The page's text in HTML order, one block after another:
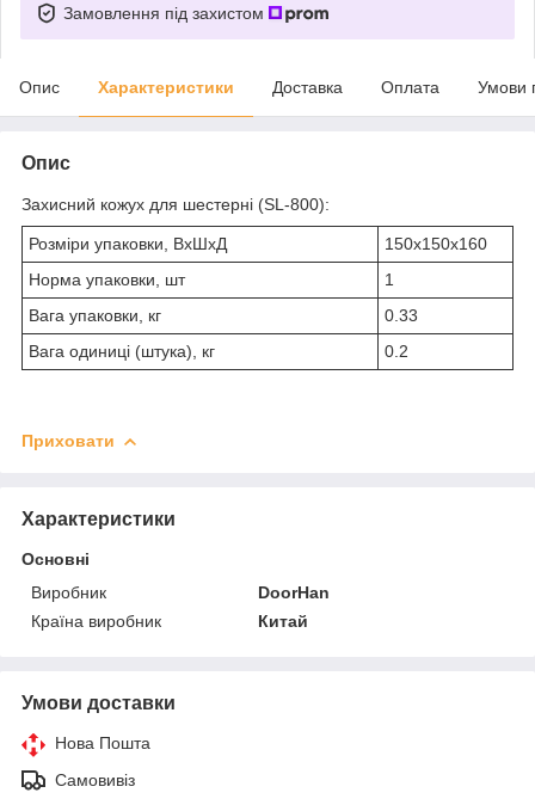
Замовлення під захистом
Опис Характеристики Доставка Оплата Умови
Опис
Захисний кожух для шестерні (SL-800):
Розміри упаковки, ВхШхД
150х150х160
Норма упаковки, шт
1
Вага упаковки, кг
0.33
Вага одиниці (штука), кг
0.2
Приховати
Характеристики
Основні
Виробник
DoorHan
Країна виробник
Китай
Умови доставки
Нова Пошта
Самовивіз